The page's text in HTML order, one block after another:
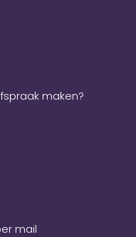
maken?
mail